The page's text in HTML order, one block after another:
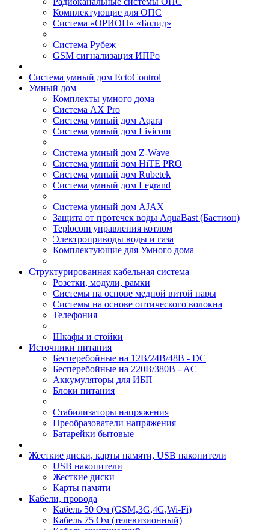
Комплектующие для ОПС
Система «ОРИОН» «Болид»
Система Рубеж
GSM сигнализация ИПРо
Система умный дом EctoControl
Умный дом
Комплекты умного дома
Система AX Pro
Система умный дом Aqara
Система умный дом Livicom
Система умный дом Z-Wave
Система умный дом HiTE PRO
Система умный дом Rubetek
Система умный дом Legrand
Система умный дом AJAX
Защита от протечек воды AquaBast (Бастион)
Teplocom управления котлом
Электроприводы воды и газа
Комплектующие для Умного дома
Структурированная кабельная система
Розетки, модули, рамки
Системы на основе медной витой пары
Системы на основе оптического волокна
Телефония
Шкафы и стойки
Источники питания
Бесперебойные на 12В/24В/48В - DC
Бесперебойные на 220В/380В - AC
Аккумуляторы для ИБП
Блоки питания
Стабилизаторы напряжения
Преобразователи напряжения
Батарейки бытовые
Жесткие диски, карты памяти, USB накопители
USB накопители
Жесткие диски
Карты памяти
Кабели, провода
Кабель 50 Ом (GSM,3G,4G,Wi-Fi)
Кабель 75 Ом (телевизионный)